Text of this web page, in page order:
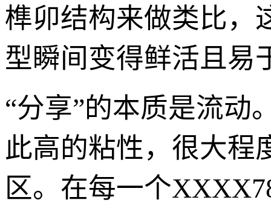
榫卯结构来做类比，
型瞬间变得鲜活且易
“分享”的本质是流动
此高的粘性，很大程
区。在每一个